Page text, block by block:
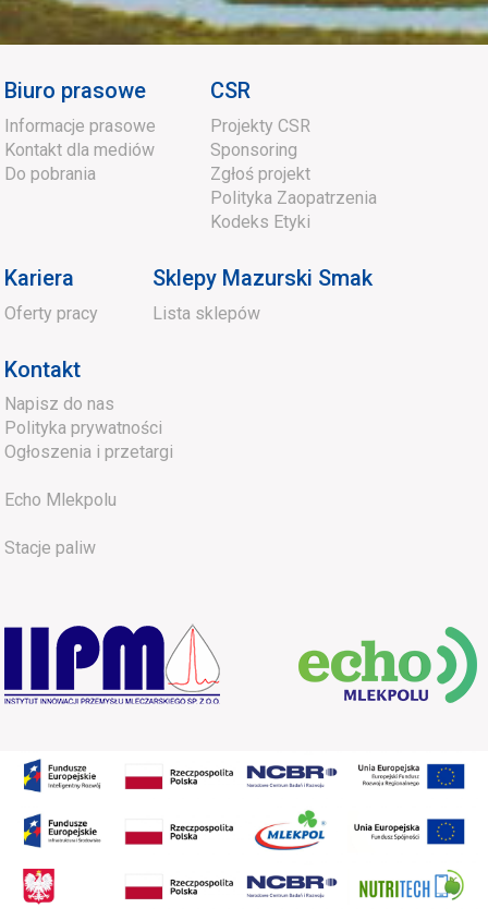
Biuro prasowe
Informacje prasowe
Kontakt dla mediów
Do pobrania
CSR
Projekty CSR
Sponsoring
Zgłoś projekt
Polityka Zaopatrzenia
Kodeks Etyki
Kariera
Oferty pracy
Sklepy Mazurski Smak
Lista sklepów
Kontakt
Napisz do nas
Polityka prywatności
Ogłoszenia i przetargi
Echo Mlekpolu
Stacje paliw